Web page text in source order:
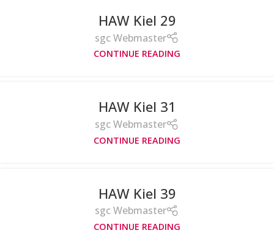
HAW Kiel 29
sgc Webmaster
CONTINUE READING
HAW Kiel 31
sgc Webmaster
CONTINUE READING
HAW Kiel 39
sgc Webmaster
CONTINUE READING